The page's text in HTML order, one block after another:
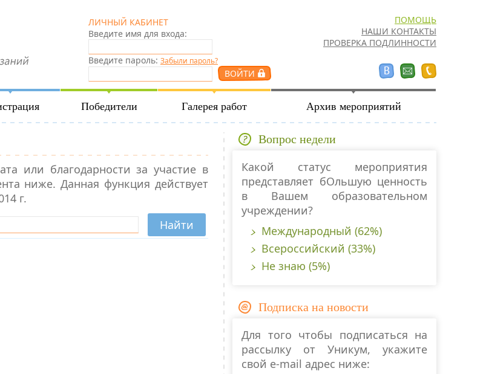
ЛИЧНЫЙ КАБИНЕТ
Введите имя для входа:
Введите пароль: Забыли пароль?
ПОМОЩЬ
НАШИ КОНТАКТЫ
ПРОВЕРКА ПОДЛИННОСТИ
Победители Галерея работ Архив мероприятий
или благодарности за участие в
ниже. Данная функция действует
г.
Вопрос недели
Какой статус мероприятия
представляет бОльшую ценность
в Вашем образовательном
учреждении?
Международный (62%)
Всероссийский (33%)
Не знаю (5%)
Подписка на новости
Для того чтобы подписаться на
рассылку от Уникум, укажите
свой e-mail адрес ниже: